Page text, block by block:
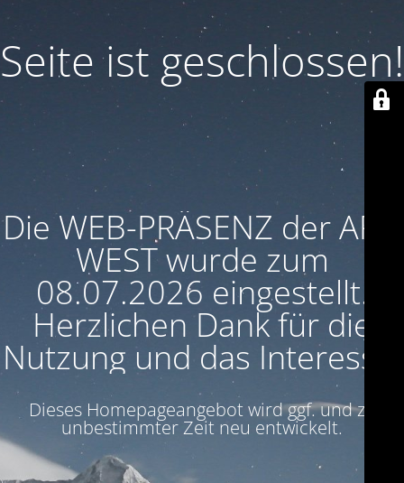
Seite ist geschlossen!
Die WEB-PRÄSENZ der ARU
WEST wurde zum
08.07.2026 eingestellt.
Herzlichen Dank für die
Nutzung und das Interesse!
Dieses Homepageangebot wird ggf. und zu
unbestimmter Zeit neu entwickelt.